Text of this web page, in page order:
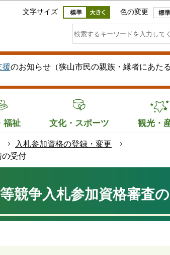
このページの本文へ移動
文字サイズ 色の変更
援のお知らせ（狭山市民の親族・縁者にあた
福祉 文化・スポーツ 観光・
入札参加資格の登録・変更
の受付
競争入札参加資格審査